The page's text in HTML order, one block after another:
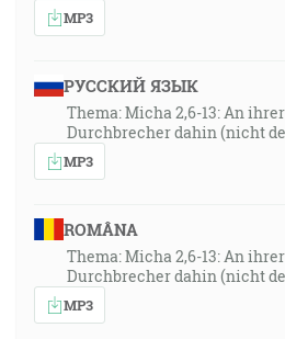
MP3
РУССКИЙ ЯЗЫК
Thema: Micha 2,6-13: An
Durchbrecher dahin (nicht
MP3
ROMÂNA
Thema: Micha 2,6-13: An
Durchbrecher dahin (nicht
MP3